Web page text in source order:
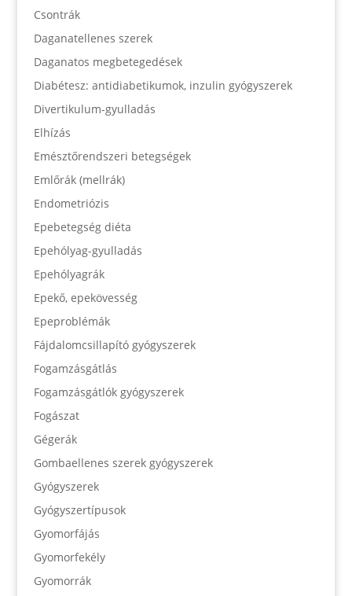
Csontrák
Daganatellenes szerek
Daganatos megbetegedések
Diabétesz: antidiabetikumok, inzulin gyógyszerek
Divertikulum-gyulladás
Elhízás
Emésztőrendszeri betegségek
Emlőrák (mellrák)
Endometriózis
Epebetegség diéta
Epehólyag-gyulladás
Epehólyagrák
Epekő, epekövesség
Epeproblémák
Fájdalomcsillapító gyógyszerek
Fogamzásgátlás
Fogamzásgátlók gyógyszerek
Fogászat
Gégerák
Gombaellenes szerek gyógyszerek
Gyógyszerek
Gyógyszertípusok
Gyomorfájás
Gyomorfekély
Gyomorrák